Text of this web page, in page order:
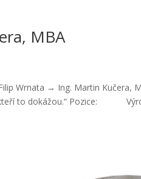
MBA
Filip Wrnata → Ing. Martin
to dokážou.“ Pozice: